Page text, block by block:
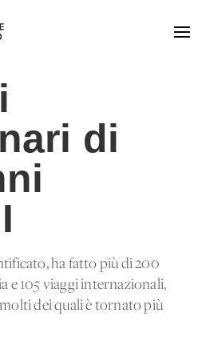
di
ha fatto più di 200
e 105 viaggi internazionali,
dei quali è tornato più